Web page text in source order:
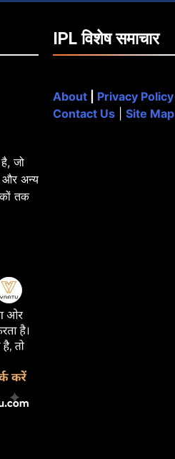
जो
और अन्य
तक
IPL विशेष समाचार
About Privacy Policy
Contact Us
Site Map